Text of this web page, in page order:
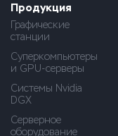
Продукция
Графические
станции
Суперкомпьютеры
и GPU-серверы
Системы Nvidia
DGX
Серверное
оборудование